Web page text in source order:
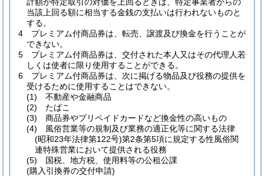
当該上回る額に相当する金銭の支払いは行われないものと
する。
4
プレミアム付商品券は、転売、譲渡及び換金を行うことが
できない。
5
プレミアム付商品券は、交付された本人又はその代理人若
しくは使者に限り使用することができる。
6
プレミアム付商品券は、次に掲げる物品及び役務の提供を
受けるために使用することはできない。
(1)
不動産や金融商品
(2)
たばこ
(3)
商品券やプリペイドカードなど換金性の高いもの
(4)
風俗営業等の規制及び業務の適正化等に関する法律
(昭和23年法律第122号)第2条第5項に規定する性風俗関
連特殊営業において提供される役務
(5)
国税、地方税、使用料等の公租公課
(購入引換券の交付申請)